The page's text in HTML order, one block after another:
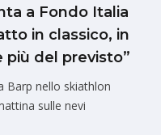
a Fondo Italia
in classico, in
del previsto”
Barp nello skiathlon
sulle nevi